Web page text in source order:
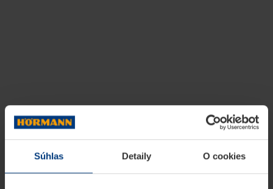
Súhlas Detaily O cookies